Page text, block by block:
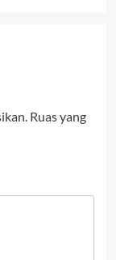
Ruas yang